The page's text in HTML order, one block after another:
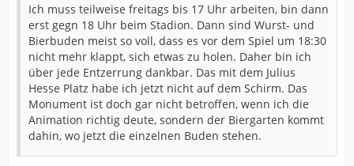
Ich muss teilweise freitags bis 17 Uhr arbeiten, bin dann
erst gegn 18 Uhr beim Stadion. Dann sind Wurst- und
Bierbuden meist so voll, dass es vor dem Spiel um 18:30
nicht mehr klappt, sich etwas zu holen. Daher bin ich
über jede Entzerrung dankbar. Das mit dem Julius
Hesse Platz habe ich jetzt nicht auf dem Schirm. Das
Monument ist doch gar nicht betroffen, wenn ich die
Animation richtig deute, sondern der Biergarten kommt
dahin, wo jetzt die einzelnen Buden stehen.